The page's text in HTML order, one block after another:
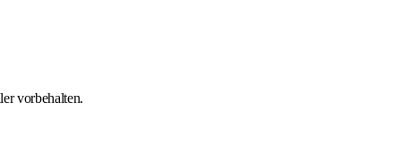
vorbehalten.